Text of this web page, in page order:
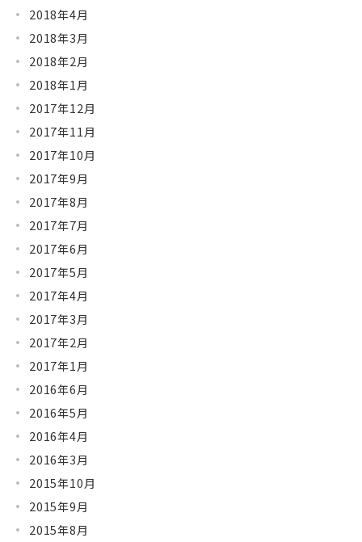
2018年4月
2018年3月
2018年2月
2018年1月
2017年12月
2017年11月
2017年10月
2017年9月
2017年8月
2017年7月
2017年6月
2017年5月
2017年4月
2017年3月
2017年2月
2017年1月
2016年6月
2016年5月
2016年4月
2016年3月
2015年10月
2015年9月
2015年8月